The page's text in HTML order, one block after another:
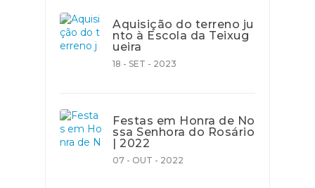
Aquisição do terreno ju
nto à Escola da Teixug
ueira
18 - SET - 2023
Festas em Honra de No
ssa Senhora do Rosário
| 2022
07 - OUT - 2022